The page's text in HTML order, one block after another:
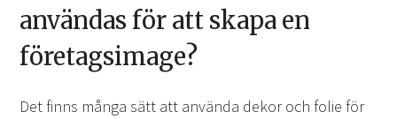
användas för att skapa en
företagsimage?
Det finns många sätt att använda dekor och folie för